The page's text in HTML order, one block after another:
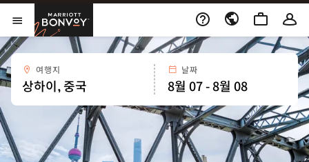
Skip to Content
메뉴 열기
Marriott Bonvoy
여행지 날짜